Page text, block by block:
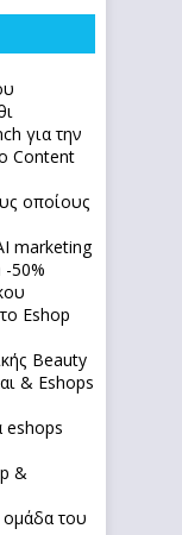
για την
Content
οποίους
marketing
-50%
Eshop
Beauty
& Eshops
eshops
&
ομάδα του